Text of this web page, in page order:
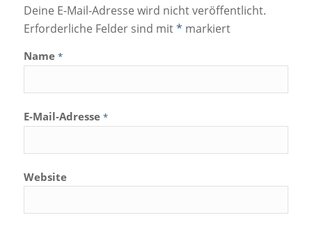
Deine E-Mail-Adresse wird nicht veröffentlicht.
Erforderliche Felder sind mit* markiert
Name *
E-Mail-Adresse *
Website